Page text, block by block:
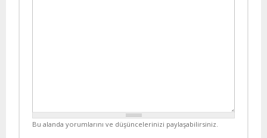
Bu alanda yorumlarını ve düşüncelerinizi paylaşabilirsiniz.